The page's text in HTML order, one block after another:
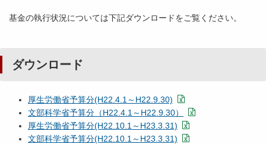
基金の執行状況については下記ダウンロードをご覧ください。
ダウンロード
厚生労働省予算分(H22.4.1～H22.9.30)
文部科学省予算分（H22.4.1～H22.9.30）
厚生労働省予算分(H22.10.1～H23.3.31)
文部科学省予算分(H22.10.1～H23.3.31)